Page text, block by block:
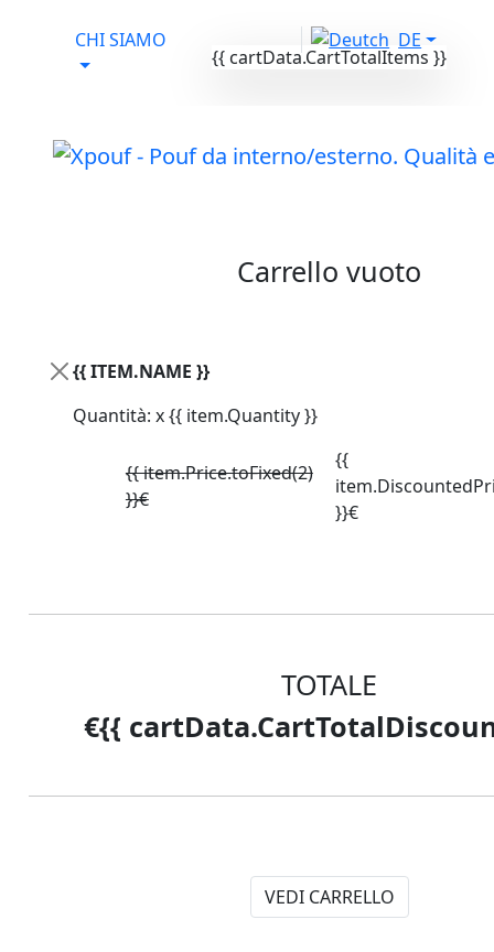
{{ cartData.CartTotalItems }}
Carrello vuoto
{{ ITEM.NAME }}
Quantità: x {{ item.Quantity }}
{{ item.Price.toFixed(2)
}}€
{{
}}€
TOTALE
€{{
VEDI CARRELLO
CHI SIAMO DE
Attivo da lun-ven
PRODOTTI/Active Memory Pouf
momenti di gioco e studio
Pronta Consegna